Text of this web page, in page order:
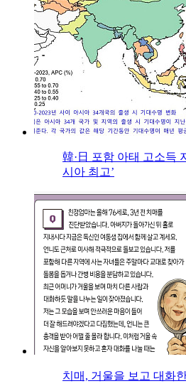
韓·日 포함 아태 고소득
시아 최고’
치매, 거울을 보고 대화